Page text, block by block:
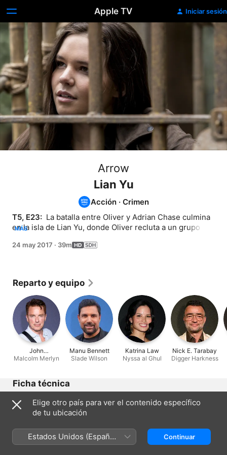
Apple TV Iniciar sesión
Arrow
Lian Yu
Acción · Crimen
T5, E23: La batalla entre Oliver y Adrian Chase culmina
en la isla de Lian Yu, donde Oliver recluta a un grupo de
último capítulo de la temporada.
MÁS
24 may 2017 · 39m
Reparto y equipo
John
Barrowman
Malcolm Merlyn
Manu Bennett
Slade Wilson
Katrina Law
Nyssa al Ghul
Nick E. Tarabay
Digger Harkness
Ficha técnica
Lanzamiento
2017
39 min
Elige otro país para ver el contenido específico
de tu ubicación
Estados Unidos (Español
México)
Continuar